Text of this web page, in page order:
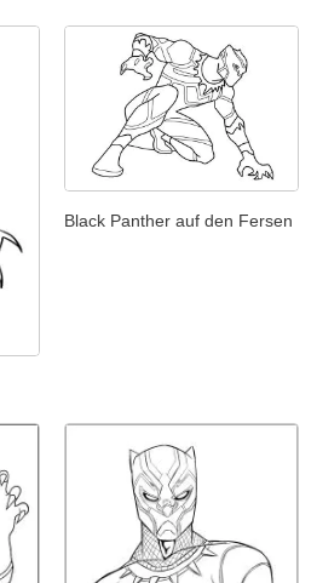
Black Panther auf den Fersen